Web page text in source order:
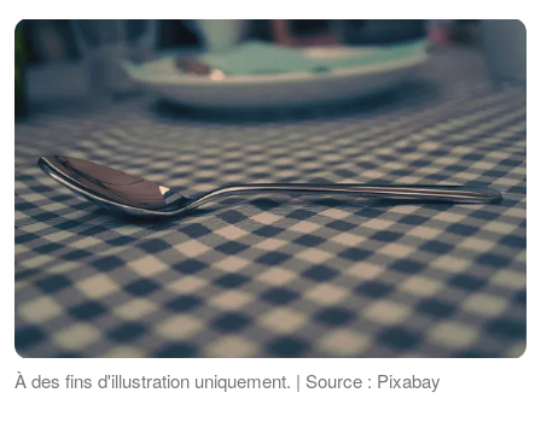
À des fins d'illustration uniquement. | Source : Pixabay